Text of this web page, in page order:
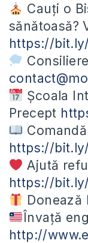
Cauți o
sănătoasă?
https://
Școala
Precept
https://
Ajută
https://
Donează
Învață
http://